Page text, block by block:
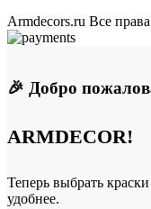
Armdecors.ru Все
🎉 Добро
ARMDECOR!
Теперь выбрать
удобнее.